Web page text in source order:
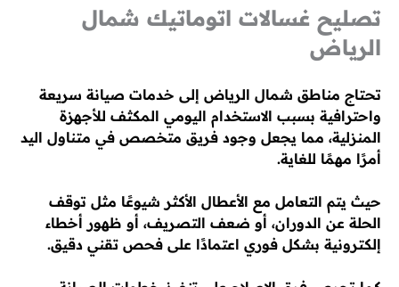
تصليح غسالات اتوماتيك شمال
الرياض
تحتاج مناطق شمال الرياض إلى خدمات صيانة سريعة
واحترافية بسبب الاستخدام اليومي المكثف للأجهزة
المنزلية، مما يجعل وجود فريق متخصص في متناول اليد
أمرًا مهمًا للغاية.
حيث يتم التعامل مع الأعطال الأكثر شيوعًا مثل توقف
الحلة عن الدوران، أو ضعف التصريف، أو ظهور أخطاء
إلكترونية بشكل فوري اعتمادًا على فحص تقني دقيق.